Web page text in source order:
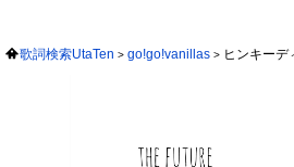
歌詞検索UtaTen go!go!vanillas ヒンキーデ